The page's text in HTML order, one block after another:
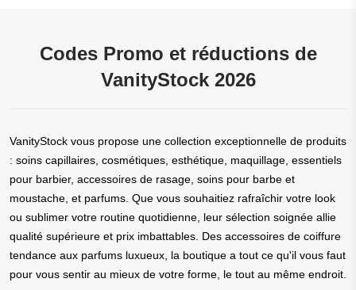
Codes Promo et réductions de
VanityStock 2026
VanityStock vous propose une collection exceptionnelle de produits
: soins capillaires, cosmétiques, esthétique, maquillage, essentiels
pour barbier, accessoires de rasage, soins pour barbe et
moustache, et parfums. Que vous souhaitiez rafraîchir votre look
ou sublimer votre routine quotidienne, leur sélection soignée allie
qualité supérieure et prix imbattables. Des accessoires de coiffure
tendance aux parfums luxueux, la boutique a tout ce qu'il vous faut
pour vous sentir au mieux de votre forme, le tout au même endroit.